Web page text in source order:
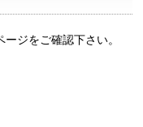
ージをご確認下さい。